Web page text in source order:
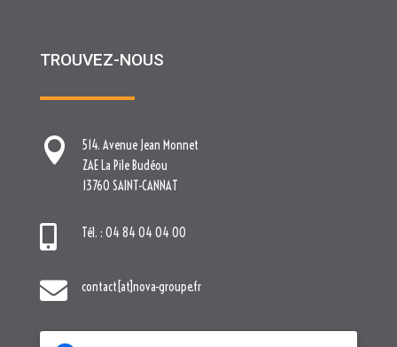
TROUVEZ-NOUS

514. Avenue Jean Monnet
ZAE La Pile Budéou
13760 SAINT-CANNAT
 Tél. : 04 84 04 04 00
 contact[at]nova-groupe.fr